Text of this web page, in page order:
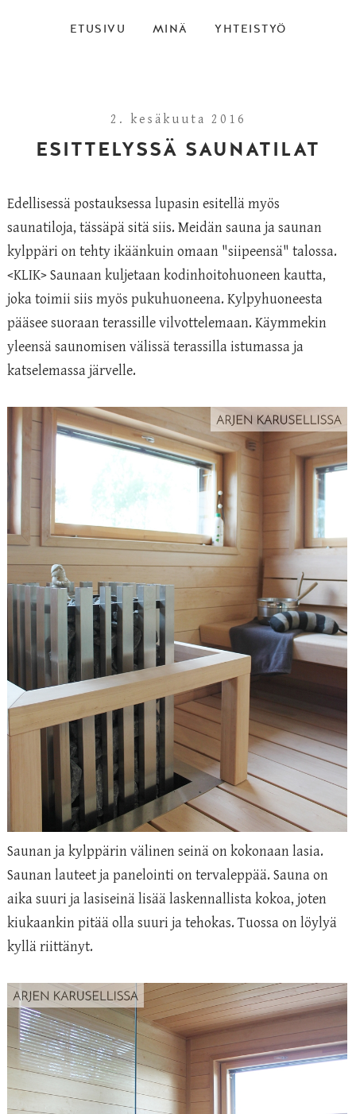
ETUSIVU MINÄ YHTEISTYÖ
2. kesäkuuta 2016
ESITTELYSSÄ SAUNATILAT
Edellisessä postauksessa lupasin esitellä myös
saunatiloja, tässäpä sitä siis. Meidän sauna ja saunan
kylppäri on tehty ikäänkuin omaan "siipeensä" talossa.
<KLIK>Saunaan kuljetaan kodinhoitohuoneen kautta,
joka toimii siis myös pukuhuoneena. Kylpyhuoneesta
pääsee suoraan terassille vilvottelemaan. Käymmekin
yleensä saunomisen välissä terassilla istumassa ja
katselemassa järvelle.
Saunan ja kylppärin välinen seinä on kokonaan lasia.
Saunan lauteet ja panelointi on tervaleppää. Sauna on
aika suuri ja lasiseinä lisää laskennallista kokoa, joten
kiukaankin pitää olla suuri ja tehokas. Tuossa on löylyä
kyllä riittänyt.